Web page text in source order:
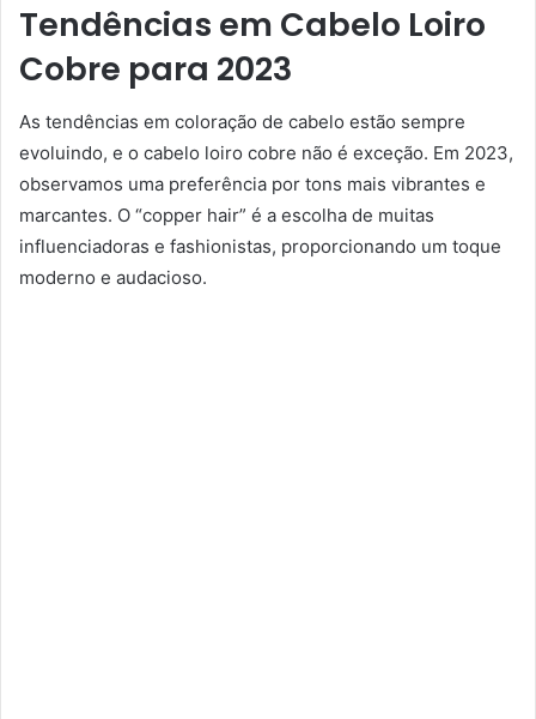
Tendências em Cabelo Loiro
Cobre para 2023
As tendências em coloração de cabelo estão sempre
evoluindo, e o cabelo loiro cobre não é exceção. Em 2023,
observamos uma preferência por tons mais vibrantes e
marcantes. O “copper hair” é a escolha de muitas
influenciadoras e fashionistas, proporcionando um toque
moderno e audacioso.